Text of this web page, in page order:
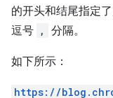
的开头和结尾指定
逗号 , 分隔。
如下所示：
https://